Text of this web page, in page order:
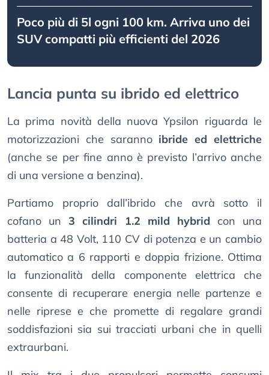
Poco più di 5l ogni 100 km. Arriva uno dei
SUV compatti più efficienti del 2026
Lancia punta su ibrido ed elettrico
La prima novità della nuova Ypsilon riguarda le
motorizzazioni che saranno ibride ed elettriche
(anche se per fine anno è previsto l’arrivo anche
di una versione a benzina).
Partiamo proprio dall’ibrido che avrà sotto il
cofano un3 cilindri 1.2 mild hybrid con una
batteria a 48 Volt, 110 CV di potenza e un cambio
automatico a 6 rapporti e doppia frizione. Ottima
la funzionalità della componente elettrica che
consente di recuperare energia nelle partenze e
nelle riprese e che promette di regalare grandi
soddisfazioni sia sui tracciati urbani che in quelli
extraurbani.